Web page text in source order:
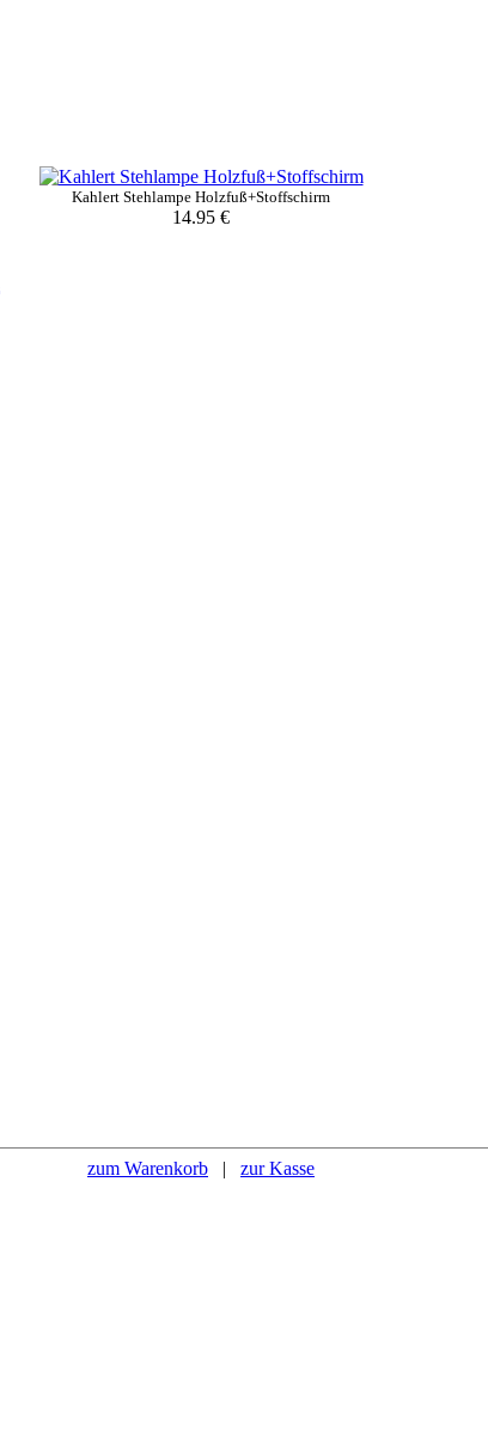
Kahlert Stehlampe Holzfuß+Stoffschirm
14.95 €
zum Warenkorb | zur Kasse